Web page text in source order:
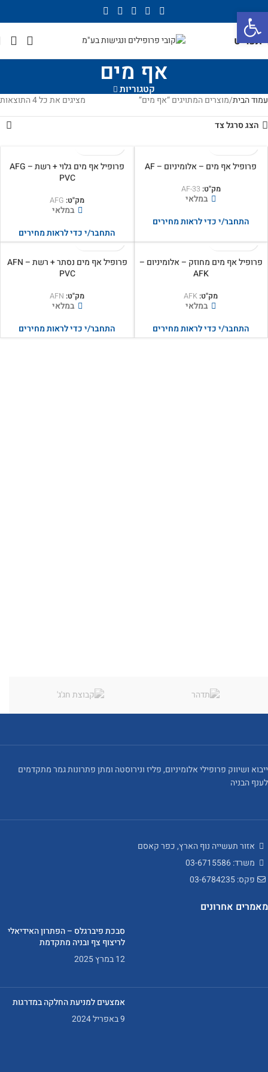
תפריט
אף מים
קטגוריות
עמוד הבית מוצרים המתויגים “אף מים”
מציגים את כל ⁦4⁩ התוצאות
הצג סרגל צד
פרופיל אף מים – אלומיניום – AF
מק"ט: AF-33
במלאי
התחבר/י כדי לראות מחירים
פרופיל אף מים גלוי + רשת AFG –
PVC
מק"ט: AFG
במלאי
התחבר/י כדי לראות מחירים
פרופיל אף מים מחוזק – אלומיניום –
AFK
מק"ט: AFK
במלאי
התחבר/י כדי לראות מחירים
פרופיל אף מים נסתר + רשת AFN –
PVC
מק"ט: AFN
במלאי
התחבר/י כדי לראות מחירים
ייבוא ושיווק פרופילי אלומיניום, פליז ונירוסטה ומתן פתרונות גמר מתקדמים
לענף הבניה
אזור תעשייה נוף הארץ, כפר קאסם
משרד: 03-6715586
פקס: 03-6784235
מאמרים אחרונים
סבכת פיברגלס – הפתרון האידיאלי
לריצוף צף ובניה מתקדמת
12 במרץ 2025
אמצעים למניעת החלקה במדרגות
9 באפריל 2024
פתח סרגל נגישות